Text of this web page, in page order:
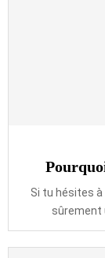
Si tu hésites
sûrement